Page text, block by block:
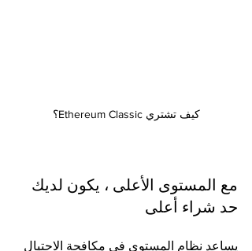
كيف تشتري Ethereum Classic؟
مع المستوى الأعلى ، يكون لديك
حد شراء أعلى
يساعد نظام المستوى في مكافحة الاحتيال